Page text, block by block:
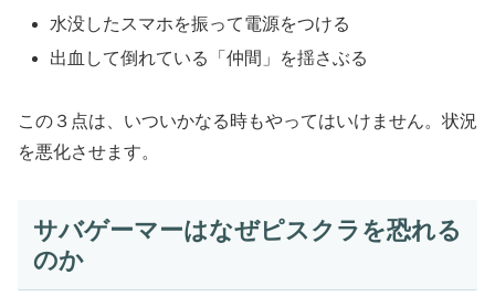
水没したスマホを振って電源をつける
出血して倒れている「仲間」を揺さぶる
この３点は、いついかなる時もやってはいけません。状況
を悪化させます。
サバゲーマーはなぜピスクラを恐れる
のか